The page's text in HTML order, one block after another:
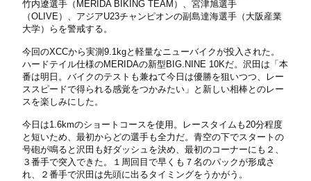
竹内遼選手（MERIDA BIKING TEAM）、宮津旭選手
（OLIVE）、アジアU23チャンピオンの副島達海選手（大阪産業
大学）らを警戒する。
今回のXCCから実測9.1kgと軽量なニューバイクが投入された。
ハードテイル仕様のMERIDAの新型BIG.NINE 10Kだ。沢田は「本
番は明日。バイクのテストも兼ねて今日は優勝を狙いつつ、レー
ススピードで得られる感覚をつかみたい」と新しい相棒とのレー
スを楽しみにした。
今日は1.6kmのショートコースを使用。レースタイムも20分程度
と短いため、最初からどの選手も全力だ。青空の下でスタートの
号砲が鳴ると沢田も好ダッシュを決め、最初のコーナーにも２、
３番手で突入できた。１周回目で早くも７名のパックが形成さ
れ、２番手で沢田は先頭に出るタイミングをうかがう。